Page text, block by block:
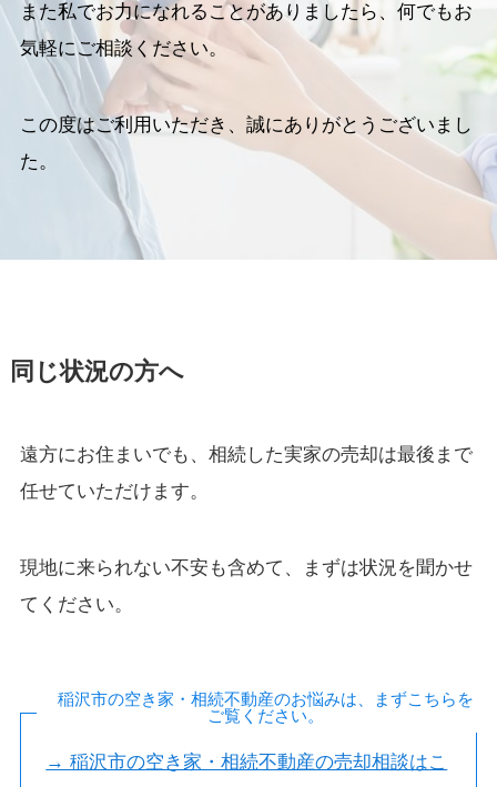
また私でお力になれることがありましたら、何でもお
気軽にご相談ください。
この度はご利用いただき、誠にありがとうございまし
た。
同じ状況の方へ
遠方にお住まいでも、相続した実家の売却は最後まで
任せていただけます。
現地に来られない不安も含めて、まずは状況を聞かせ
てください。
稲沢市の空き家・相続不動産のお悩みは、まずこちらを
ご覧ください。
→ 稲沢市の空き家・相続不動産の売却相談はこ